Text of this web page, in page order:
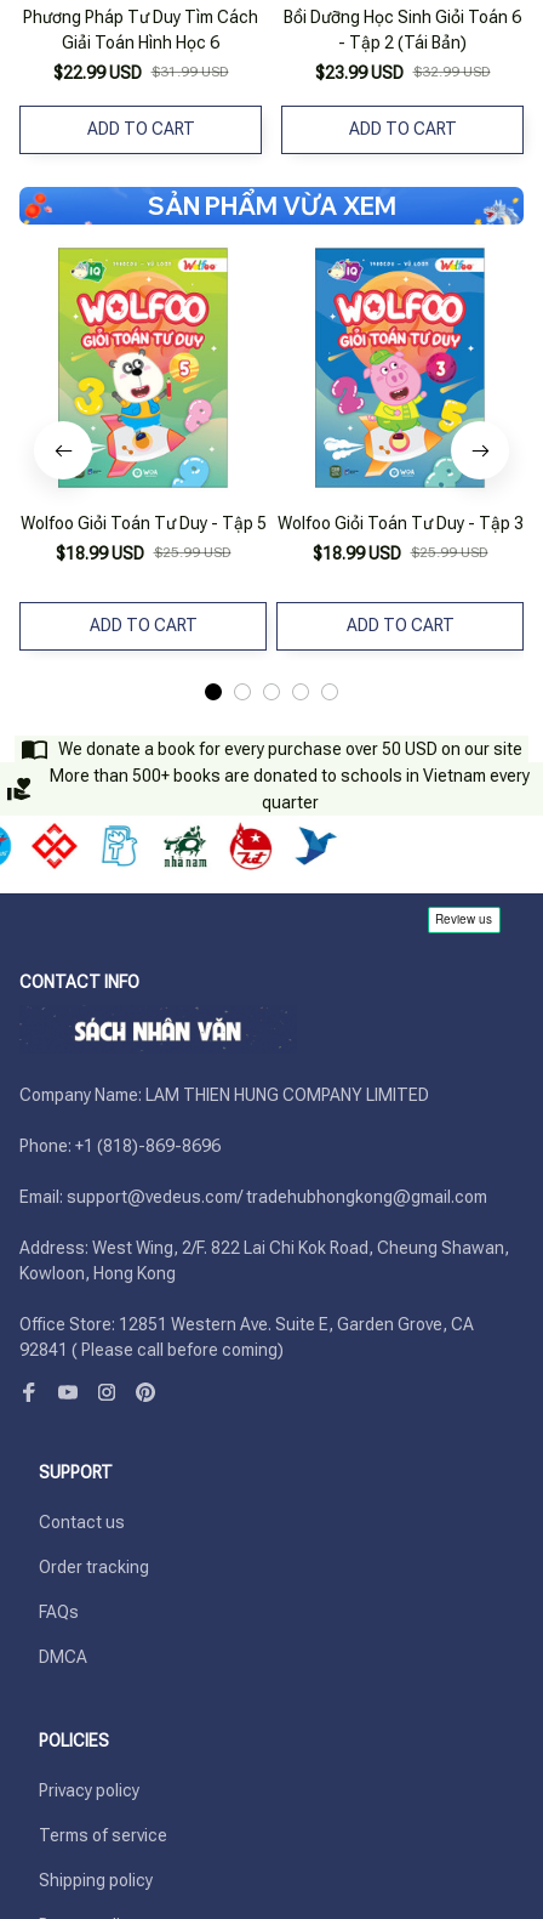
Phương Pháp Tư Duy Tìm Cách
Giải Toán Hình Học 6
$22.99 USD $31.99 USD
ADD TO CART
Bồi Dưỡng Học Sinh Giỏi Toán 6
- Tập 2 (Tái Bản)
$23.99 USD $32.99 USD
ADD TO CART
SẢN PHẨM VỪA XEM
Wolfoo Giỏi Toán Tư Duy - Tập 5
$18.99 USD $25.99 USD
ADD TO CART
Wolfoo Giỏi Toán Tư Duy - Tập 3
$18.99 USD $25.99 USD
ADD TO CART
We donate a book for every purchase over 50 USD on our site
More than 500+ books are donated to schools in Vietnam every
quarter
CONTACT INFO
Company Name: LAM THIEN HUNG COMPANY LIMITED
Phone: +1 (818)-869-8696
Email: support@vedeus.com/ tradehubhongkong@gmail.com
Address: West Wing, 2/F. 822 Lai Chi Kok Road, Cheung Shawan,
Kowloon, Hong Kong
Office Store: 12851 Western Ave. Suite E, Garden Grove, CA
92841 ( Please call before coming)
SUPPORT
Contact us
Order tracking
FAQs
DMCA
POLICIES
Privacy policy
Terms of service
Shipping policy